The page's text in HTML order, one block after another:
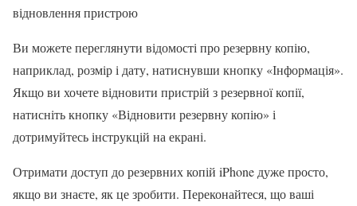
відновлення пристрою
Ви можете переглянути відомості про резервну копію,
наприклад, розмір і дату, натиснувши кнопку «Інформація».
Якщо ви хочете відновити пристрій з резервної копії,
натисніть кнопку «Відновити резервну копію» і
дотримуйтесь інструкцій на екрані.
Отримати доступ до резервних копій iPhone дуже просто,
якщо ви знаєте, як це зробити. Переконайтеся, що ваші